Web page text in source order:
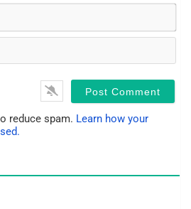
*
E
a
l
reduce spam. Learn how your